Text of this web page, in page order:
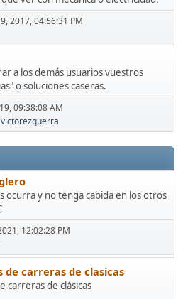
2017, 04:56:31 PM
a los demás usuarios vuestros
o soluciones caseras.
09:38:08 AM
victorezquerra
ocurra y no tenga cabida en los otros
12:02:28 PM
de carreras de clasicas
carreras de clásicas